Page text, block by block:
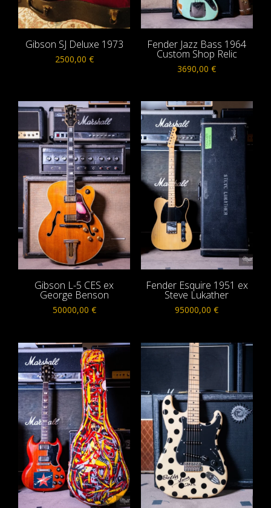
Gibson SJ Deluxe 1973
2500,00 €
Fender Jazz Bass 1964
Custom Shop Relic
3690,00€
Gibson L-5 CES ex
George Benson
50000,00 €
Fender Esquire 1951 ex
Steve Lukather
95000,00€